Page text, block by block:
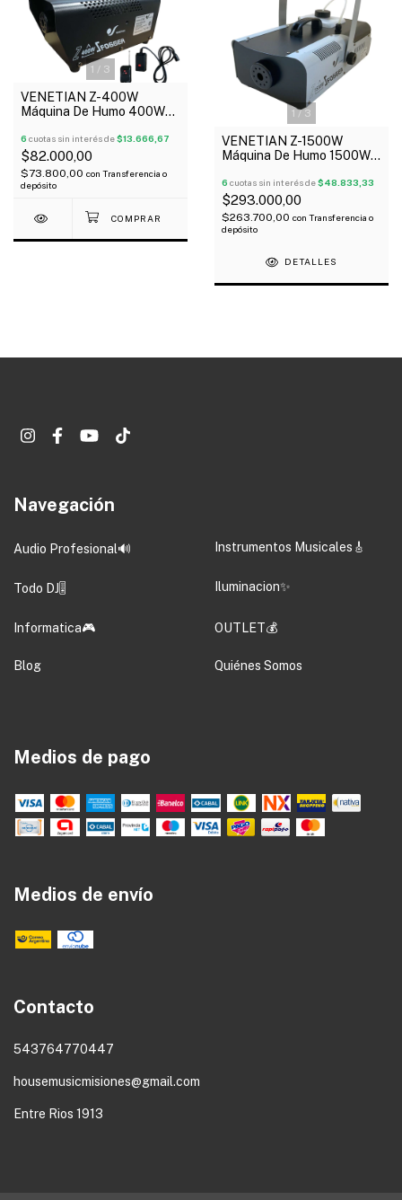
1 / 3
VENETIAN Z-400W
Máquina De Humo 400W
0.25 Litros
6 cuotas sin interés de$13.666,67
$82.000,00
$73.800,00 con Transferencia o
depósito
1/3
VENETIAN Z-1500W
Máquina De Humo 1500W
2.3 Litros
6 cuotas sin interés de$48.833,33
$293.000,00
$263.700,00 con Transferencia o
depósito
DETALLES
Navegación
Audio Profesional🔊 Instrumentos Musicales🎸
Todo DJ🎚️ Iluminacion✨
Informatica🎮 OUTLET💰
Blog Quiénes Somos
Medios de pago
Medios de envío
Contacto
543764770447
housemusicmisiones@gmail.com
Entre Rios 1913